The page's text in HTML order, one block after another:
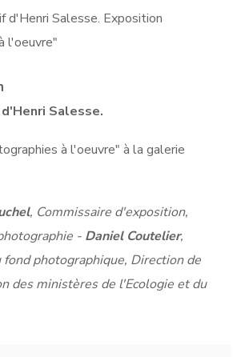
d'Henri Salesse. Exposition
l'oeuvre"
Salesse.
à l'oeuvre" à la galerie
, Commissaire d'exposition,
- Daniel Coutelier,
fond photographique, Direction de
des ministères de l'Ecologie et du